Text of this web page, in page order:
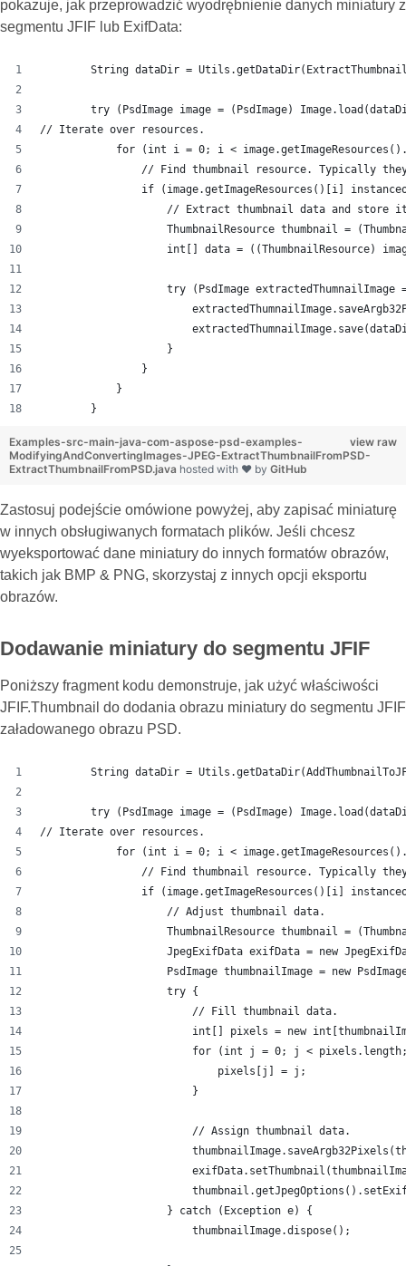
pokazuje, jak przeprowadzić wyodrębnienie danych miniatury z
segmentu JFIF lub ExifData:
String dataDir =
try (PsdImage image = (PsdImage)
// Iterate over resources.
for (int i = 0; i <
// Find thumbnail resource. Typically
if (image.getImageResources()[i]
// Extract thumbnail data and store
ThumbnailResource thumbnail =
int[] data = ((ThumbnailResource)
try (PsdImage extractedThumnailImage
                    }
                }
            }
        }
view raw
Examples-src-main-java-com-aspose-psd-examples-
ModifyingAndConvertingImages-JPEG-ExtractThumbnailFromPSD-
ExtractThumbnailFromPSD.java hosted with ❤ by GitHub
Zastosuj podejście omówione powyżej, aby zapisać miniaturę
w innych obsługiwanych formatach plików. Jeśli chcesz
wyeksportować dane miniatury do innych formatów obrazów,
takich jak BMP & PNG, skorzystaj z innych opcji eksportu
obrazów.
Dodawanie miniatury do segmentu JFIF
Poniższy fragment kodu demonstruje, jak użyć właściwości
JFIF.Thumbnail do dodania obrazu miniatury do segmentu JFIF
załadowanego obrazu PSD.
String dataDir =
try (PsdImage image = (PsdImage)
// Iterate over resources.
for (int i = 0; i <
// Find thumbnail resource. Typically
if (image.getImageResources()[i]
                    // Adjust thumbnail data.
ThumbnailResource thumbnail =
JpegExifData exifData = new
PsdImage thumbnailImage = new
                    try {
                        // Fill thumbnail data.
int[] pixels = new
for (int j = 0; j <
                            pixels[j] = j;
                        }
                        // Assign thumbnail data.
                    } catch (Exception e) {
                        thumbnailImage.dispose();